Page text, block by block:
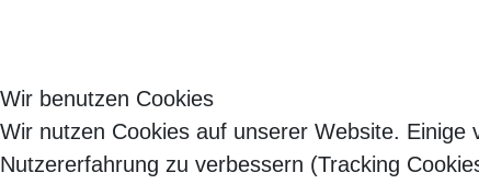
Wir benutzen Cookies
Wir nutzen Cookies auf unserer Website.
Nutzererfahrung zu verbessern (Tracking